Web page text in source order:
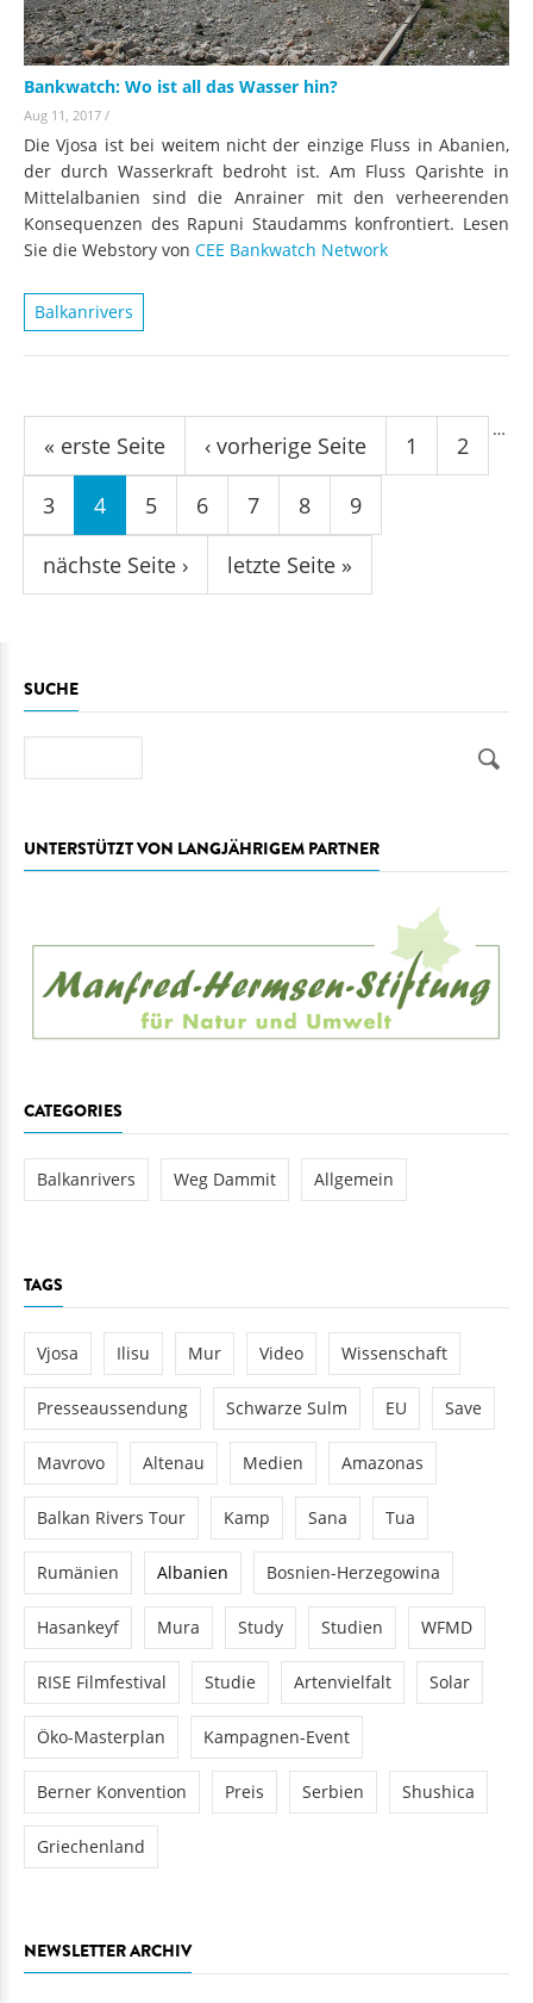
Bankwatch: Wo ist all das Wasser hin?
Aug 11, 2017 /
Die Vjosa ist bei weitem nicht der einzige Fluss in Abanien,
der durch Wasserkraft bedroht ist. Am Fluss Qarishte in
Mittelalbanien sind die Anrainer mit den verheerenden
Konsequenzen des Rapuni Staudamms konfrontiert. Lesen
Sie die Webstory von CEE Bankwatch Network
Balkanrivers
Seiten
« erste Seite ‹ vorherige Seite 1 2
3 4 5 6 7 8 9
…
nächste Seite › letzte Seite »
SUCHE
UNTERSTÜTZT VON LANGJÄHRIGEM PARTNER
CATEGORIES
Balkanrivers Weg Dammit Allgemein
TAGS
Vjosa Ilisu Mur Video Wissenschaft
Presseaussendung Schwarze Sulm EU Save
Mavrovo Altenau Medien Amazonas
Balkan Rivers Tour Kamp Sana Tua
Rumänien Albanien Bosnien-Herzegowina
Hasankeyf Mura Study Studien WFMD
RISE Filmfestival Studie Artenvielfalt Solar
Öko-Masterplan Kampagnen-Event
Berner Konvention Preis Serbien Shushica
Griechenland
NEWSLETTER ARCHIV